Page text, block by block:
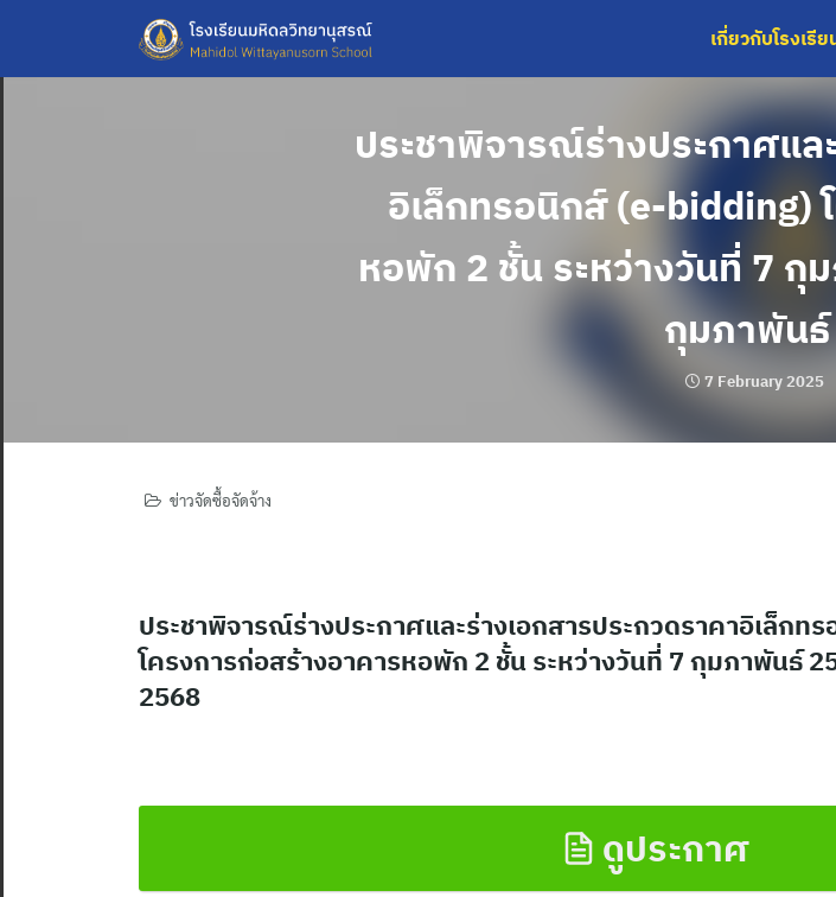
content
เกี่ยวกับโรงเรีย
ประชาพิจารณ์ร่างประกาศแล
อิเล็กทรอนิกส์ (e-bidding)
หอพัก 2 ชั้น ระหว่างวันที่ 7 กุ
กุมภาพัน
7 February 2025
ข่าวจัดซื้อจัดจ้าง
ประชาพิจารณ์ร่างประกาศและร่างเอกสารประกวดราคาอิเล็กท
โครงการก่อสร้างอาคารหอพัก 2 ชั้น ระหว่างวันที่ 7 กุมภาพันธ์
2568
ดูประกาศ